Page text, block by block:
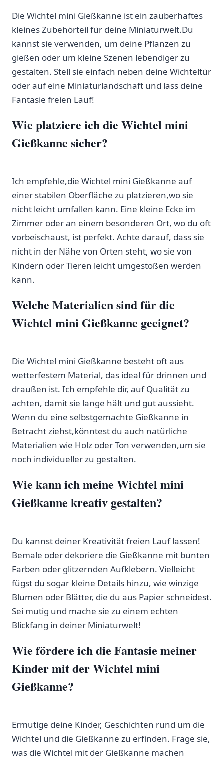
Die⁤ Wichtel mini Gießkanne ist‍ ein zauberhaftes⁢
kleines Zubehörteil für ‍deine Miniaturwelt.Du
kannst‍ sie verwenden, um deine Pflanzen‍ zu
gießen oder um kleine⁢ Szenen⁢ lebendiger⁢ zu
gestalten. Stell sie ‌einfach neben deine ⁣Wichteltür
oder auf​ eine ‌Miniaturlandschaft und lass deine
Fantasie freien Lauf!
Wie ⁣platziere ich ​die Wichtel mini
Gießkanne sicher?
Ich empfehle,die Wichtel mini Gießkanne auf
einer stabilen Oberfläche zu platzieren,wo sie
nicht leicht umfallen kann. Eine kleine Ecke im
Zimmer oder an einem​ besonderen Ort, wo du oft
vorbeischaust, ist perfekt. Achte darauf, dass sie
nicht in‍ der Nähe von Orten steht,⁣ wo sie von
Kindern oder⁢ Tieren​ leicht umgestoßen ⁤werden
kann.
Welche Materialien sind für die
Wichtel mini Gießkanne ‍geeignet?
Die Wichtel mini Gießkanne besteht oft aus​
wetterfestem ‍Material, das ‌ideal für drinnen und
draußen‍ ist. Ich empfehle ​dir, auf Qualität zu‌
achten, damit sie lange hält‌ und gut aussieht.
Wenn du eine⁢ selbstgemachte⁣ Gießkanne ‍in
Betracht ziehst,könntest du auch‌ natürliche⁣
Materialien wie⁢ Holz oder Ton verwenden,um ⁤sie
noch ⁣individueller‌ zu ​gestalten.
Wie kann ich meine ‌Wichtel ​mini
Gießkanne ⁤kreativ gestalten?
Du⁣ kannst ⁤deiner Kreativität freien⁣ Lauf lassen!⁤
Bemale oder ⁢dekoriere die Gießkanne mit bunten
Farben oder glitzernden‌ Aufklebern. Vielleicht
fügst du‌ sogar kleine Details​ hinzu, ​wie winzige
⁤Blumen oder‍ Blätter, die du aus​ Papier ⁤schneidest.
Sei mutig​ und⁤ mache sie zu einem echten
Blickfang in deiner Miniaturwelt!
Wie fördere ich die ‍Fantasie meiner
Kinder mit der ‍Wichtel mini
⁢Gießkanne?
Ermutige deine⁣ Kinder,⁢ Geschichten⁤ rund um die
Wichtel und⁣ die Gießkanne ⁣zu erfinden. Frage⁢ sie,
was ‍die Wichtel ‍mit der Gießkanne machen​